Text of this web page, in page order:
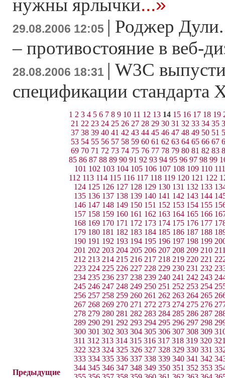
нужны ярлычки...»
29.08.2006 12:05 | Роджер
– противостояние в веб-
28.08.2006 18:31 | W3C
спецификации стандарта
Предыдущие
1 2 3 4 5 6 7 8 9 10 11 12 13 14 15 16 17 18 19
21 22 23 24 25 26 27 28 29 30 31 32 33 34 35
37 38 39 40 41 42 43 44 45 46 47 48 49 50 51
53 54 55 56 57 58 59 60 61 62 63 64 65 66 67
69 70 71 72 73 74 75 76 77 78 79 80 81 82 83
85 86 87 88 89 90 91 92 93 94 95 96 97 98 99
101 102 103 104 105 106 107 108 109 110 111
112 113 114 115 116 117 118 119 120 121 122
124 125 126 127 128 129 130 131 132 133
135 136 137 138 139 140 141 142 143 144
146 147 148 149 150 151 152 153 154 155
157 158 159 160 161 162 163 164 165 166
168 169 170 171 172 173 174 175 176 177
179 180 181 182 183 184 185 186 187 188
190 191 192 193 194 195 196 197 198 199
201 202 203 204 205 206 207 208 209 210
212 213 214 215 216 217 218 219 220 221
223 224 225 226 227 228 229 230 231 232
234 235 236 237 238 239 240 241 242 243
245 246 247 248 249 250 251 252 253 254
256 257 258 259 260 261 262 263 264 265
267 268 269 270 271 272 273 274 275 276
278 279 280 281 282 283 284 285 286 287
289 290 291 292 293 294 295 296 297 298
300 301 302 303 304 305 306 307 308 309
311 312 313 314 315 316 317 318 319 320
322 323 324 325 326 327 328 329 330 331
333 334 335 336 337 338 339 340 341 342
344 345 346 347 348 349 350 351 352 353